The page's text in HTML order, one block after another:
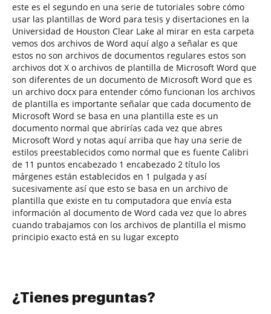
este es el segundo en una serie de tutoriales sobre cómo
usar las plantillas de Word para tesis y disertaciones en la
Universidad de Houston Clear Lake al mirar en esta carpeta
vemos dos archivos de Word aquí algo a señalar es que
estos no son archivos de documentos regulares estos son
archivos dot X o archivos de plantilla de Microsoft Word que
son diferentes de un documento de Microsoft Word que es
un archivo docx para entender cómo funcionan los archivos
de plantilla es importante señalar que cada documento de
Microsoft Word se basa en una plantilla este es un
documento normal que abrirías cada vez que abres
Microsoft Word y notas aquí arriba que hay una serie de
estilos preestablecidos como normal que es fuente Calibri
de 11 puntos encabezado 1 encabezado 2 título los
márgenes están establecidos en 1 pulgada y así
sucesivamente así que esto se basa en un archivo de
plantilla que existe en tu computadora que envía esta
información al documento de Word cada vez que lo abres
cuando trabajamos con los archivos de plantilla el mismo
principio exacto está en su lugar excepto
¿Tienes preguntas?